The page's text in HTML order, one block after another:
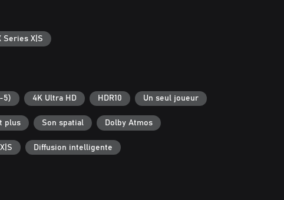
Series X|S
5) 4K Ultra HD HDR10 Un seul joueur
plus Son spatial Dolby Atmos
Diffusion intelligente